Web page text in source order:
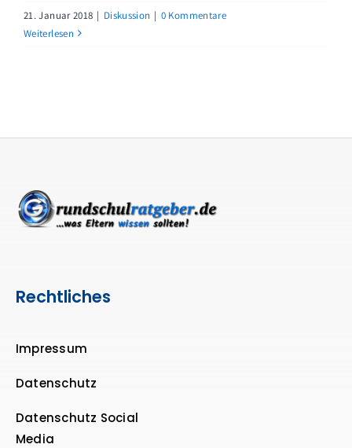
21. Januar 2018 | Diskussion | 0 Kommentare
Weiterlesen
Rechtliches
Impressum
Datenschutz
Datenschutz Social
Media